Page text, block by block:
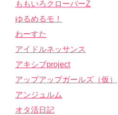
ももいろクローバーZ
ゆるめるモ！
わーすた
アイドルネッサンス
アキシブproject
アップアップガールズ（仮）
アンジュルム
オタ活日記